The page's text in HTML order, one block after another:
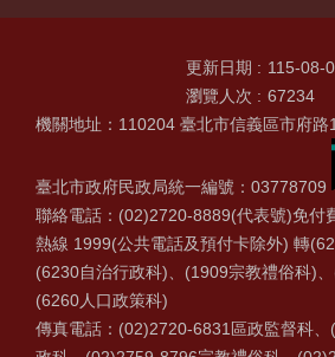
更新日期
115-08-
瀏覽人次
67234
機關地址：110204 臺北市信義區市府路
臺北市政府民政局統一編號：03778709
聯絡電話：(02)2720-8889(代表號)免付
熱線 1999(公共電話及預付卡除外) 轉
(6230自治行政科)、(1909宗教禮俗科)、
(6260人口政策科)
傳真電話：(02)2720-6831區政監督科